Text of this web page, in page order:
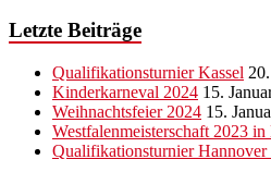
Letzte Beiträge
Qualifikationsturnier Kassel
Kinderkarneval 2024 15.
Weihnachtsfeier 2024 15.
Westfalenmeisterschaft 2023 in
Qualifikationsturnier Hannover